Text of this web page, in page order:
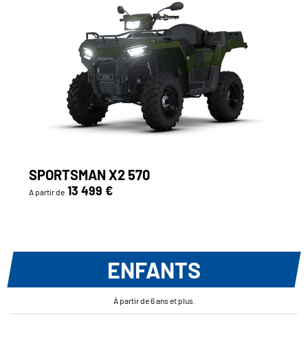
SPORTSMAN X2 570
A partir de 13 499 €
ENFANTS
À partir de 6 ans et plus.